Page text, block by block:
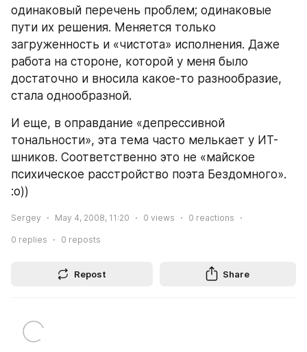
одинаковый перечень проблем; одинаковые
пути их решения. Меняется только
загруженность и «чистота» исполнения. Даже
работа на стороне, которой у меня было
достаточно и вносила какое-то разнообразие,
стала однообразной.
И еще, в оправдание «депрессивной
тональности», эта тема часто мелькает у ИТ-
шников. Соответственно это не «майское
психическое расстройство поэта Бездомного».
:о))
Sergey May 4, 2008, 11:20 0 views 0 reactions
0 replies 0 reposts
Repost Share